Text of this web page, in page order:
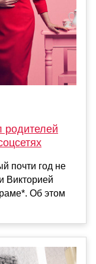
родителей
почти год не
Викторией
Об этом